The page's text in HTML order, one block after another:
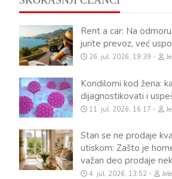
Rent a car: Na
jurite prevoz, već
26. jul. 2026, 19:39
Kondilomi kod žena:
dijagnostikovati i
11. jul. 2026, 16:17
Stan se ne prodaje
utiskom: Zašto je
važan deo prodaje
4. jul. 2026, 13:52